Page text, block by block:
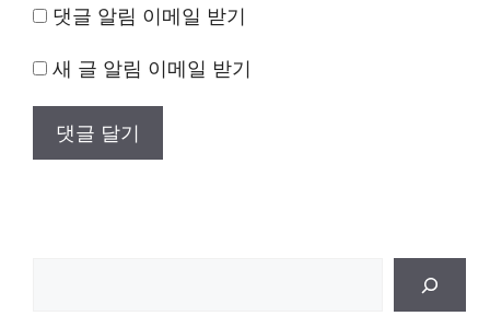
댓글 알림 이메일 받기
새 글 알림 이메일 받기